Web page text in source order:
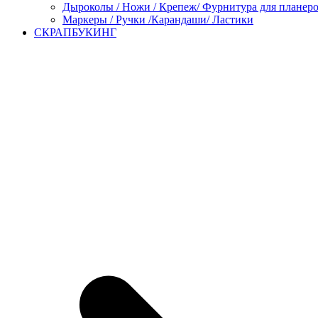
Дыроколы / Ножи / Крепеж/ Фурнитура для
Маркеры / Ручки /Карандаши/ Ластики
СКРАПБУКИНГ